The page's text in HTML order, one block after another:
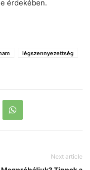
érdekében.
légszennyezettség
Next article